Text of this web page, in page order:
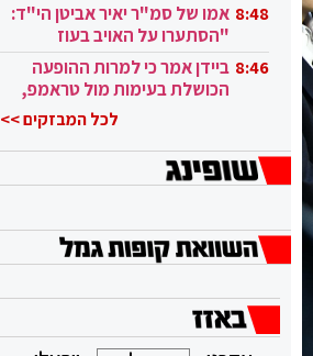
8:48 אמו של סמ"ר יאיר אביטן הי"ד:
"הסתערו על האויב בעוז
ובגבורה" 8:46 ביידן אמר כי למרות ההופעה
הכושלת בעימות מול טראמפ,
לכל המבזקים >>